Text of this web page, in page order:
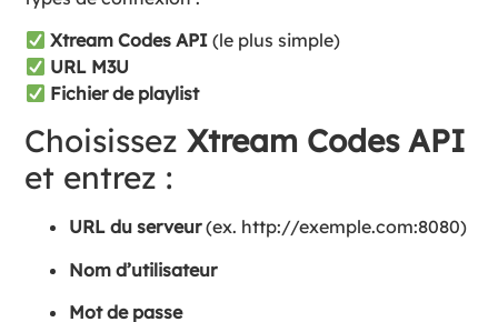
Xtream Codes API(le plus simple)
URL M3U
Fichier de playlist
ChoisissezXtream Codes API
et entrez :
URL du serveur(ex. http://exemple.com:8080)
Nom d’utilisateur
Mot de passe